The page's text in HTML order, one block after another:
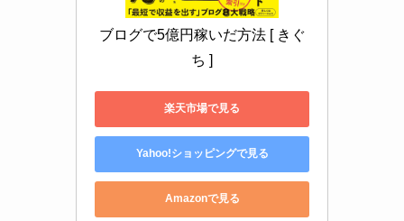
ブログで5億円稼いだ方法 [ きぐ
ち ]
楽天市場で見る
Yahoo!ショッピングで見る
Amazonで見る